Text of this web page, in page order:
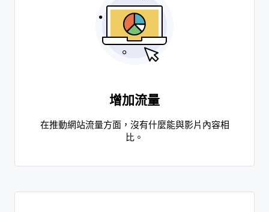
增加流量
在推動網站流量方面，沒有什麼能與影片內容相
比。